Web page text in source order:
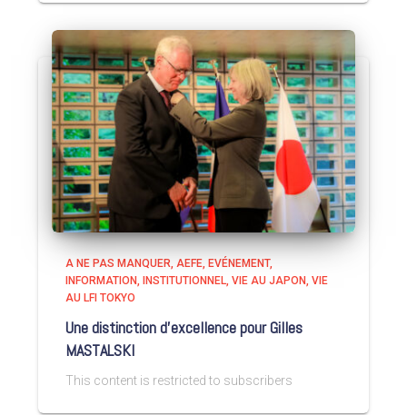
A NE PAS MANQUER AEFE EVÉNEMENT
INFORMATION INSTITUTIONNEL VIE AU JAPON VIE
AU LFI TOKYO
Une distinction d’excellence pour Gilles
MASTALSKI
This content is restricted to subscribers